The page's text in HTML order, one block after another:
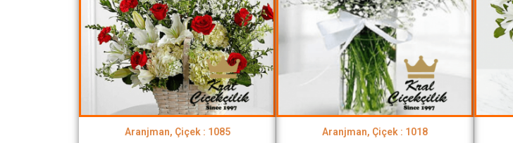
Aranjman, Çiçek : 1085 Aranjman, Çiçek : 1018